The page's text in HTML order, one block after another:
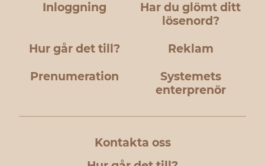
Inloggning
Har du glömt ditt
lösenord?
Hur går det till? Reklam
Prenumeration
Systemets
enterprenör
Kontakta oss